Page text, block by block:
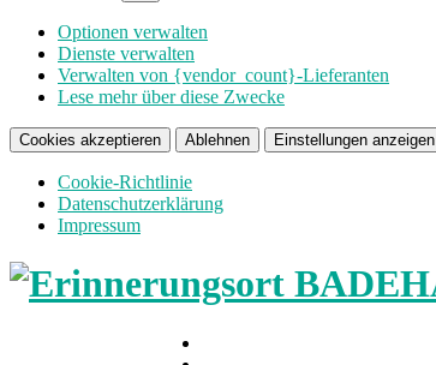
Optionen verwalten
Dienste verwalten
Verwalten von {vendor_count}-Lieferanten
Lese mehr über diese Zwecke
Cookies akzeptieren Ablehnen Einstellungen anzeigen
Cookie-Richtlinie
Datenschutzerklärung
Impressum